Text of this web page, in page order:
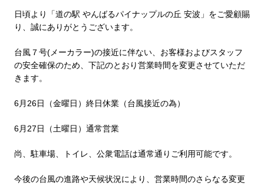
日頃より「道の駅 やんばるパイナップルの丘 安波」をご愛顧賜
り、誠にありがとうございます。
台風７号(メーカラー)の接近に伴ない、お客様およびスタッフ
の安全確保のため、下記のとおり営業時間を変更させていただ
きます。
6月26日（金曜日）終日休業（台風接近の為）
6月27日（土曜日）通常営業
尚、駐車場、トイレ、公衆電話は通常通りご利用可能です。
今後の台風の進路や天候状況により、営業時間のさらなる変更